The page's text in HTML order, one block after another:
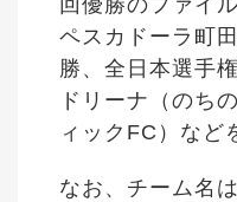
回優勝のファイ
ペスカドーラ町
勝、全日本選手
ドリーナ（のち
ィックFC）など
なお、チーム名